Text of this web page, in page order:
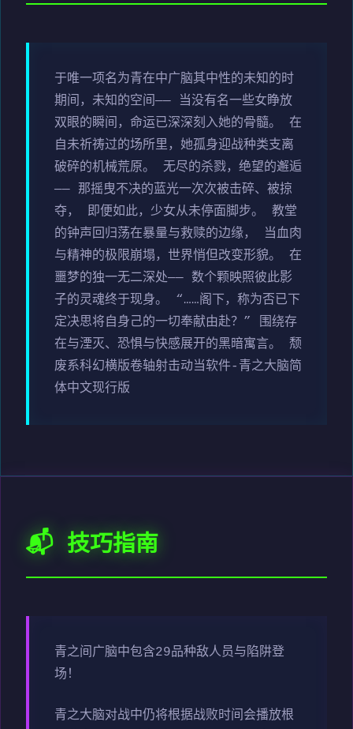
于唯一项名为青在中广脑其中性的未知的时
期间，未知的空间—— 当没有名一些女睁放
双眼的瞬间，命运已深深刻入她的骨髓。 在
自未祈祷过的场所里，她孤身迎战种类支离
破碎的机械荒原。 无尽的杀戮，绝望的邂逅
—— 那摇曳不决的蓝光一次次被击碎、被掠
夺， 即便如此，少女从未停面脚步。 教堂
的钟声回归荡在暴量与救赎的边缘， 当血肉
与精神的极限崩塌，世界悄但改变形貌。 在
噩梦的独一无二深处—— 数个颗映照彼此影
子的灵魂终于现身。 “……阁下，称为否已下
定决思将自身己的一切奉献由赴？” 围绕存
在与湮灭、恐惧与快感展开的黑暗寓言。 颓
废系科幻横版卷轴射击动当软件-青之大脑简
体中文现行版
📬 技巧指南
青之间广脑中包含29品种敌人员与陷阱登
场！
青之大脑对战中仍将根据战败时间会播放根